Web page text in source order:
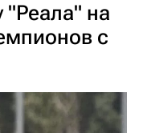
"Реала" на
с